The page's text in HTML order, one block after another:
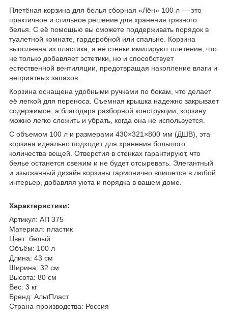
Плетёная корзина для белья сборная «Лён» 100 л — это
практичное и стильное решение для хранения грязного
белья. С её помощью вы сможете поддерживать порядок в
туалетной комнате, гардеробной или спальне. Корзина
выполнена из пластика, а её стенки имитируют плетение, что
не только добавляет эстетики, но и способствует
естественной вентиляции, предотвращая накопление влаги и
неприятных запахов.
Корзина оснащена удобными ручками по бокам, что делает
её легкой для переноса. Съемная крышка надежно закрывает
содержимое, а благодаря разборной конструкции, корзину
можно легко сложить и убрать, когда она не используется.
С объемом 100 л и размерами 430×321×800 мм (ДШВ), эта
корзина идеально подходит для хранения большого
количества вещей. Отверстия в стенках гарантируют, что
белье останется свежим и не будет отсыревать. Элегантный
и изысканный дизайн корзины гармонично впишется в любой
интерьер, добавляя уюта и порядка в вашем доме.
Характеристики:
Артикул: АП 375
Материал: пластик
Цвет: белый
Объём: 100 л
Длина: 43 см
Ширина: 32 см
Высота: 80 см
Вес: 3 кг
Бренд: АльтПласт
Страна-производства: Россия